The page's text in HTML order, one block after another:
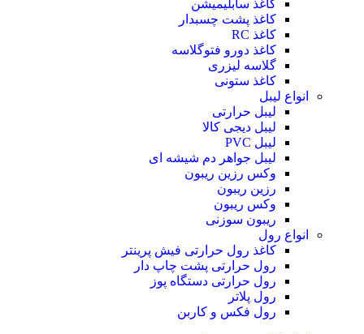
کاغذ سابلیمیشن
کاغذ پشت چسبدار
کاغذ RC
کاغذ دورو فتوگلاسه
گلاسه لیزری
کاغذ ستونی
انواع لیبل
لیبل حرارتی
لیبل دیجی کالا
لیبل PVC
لیبل جواهر دم شیشه ای
وکس رزین ریبون
رزین ریبون
وکس ریبون
ریبون سوزنی
انواع رول
کاغذ رول حرارتی فیش پرینتر
رول حرارتی پشت چاپ دار
رول حرارتی دستگاه پوز
رول پلاتر
رول فکس و کاربن